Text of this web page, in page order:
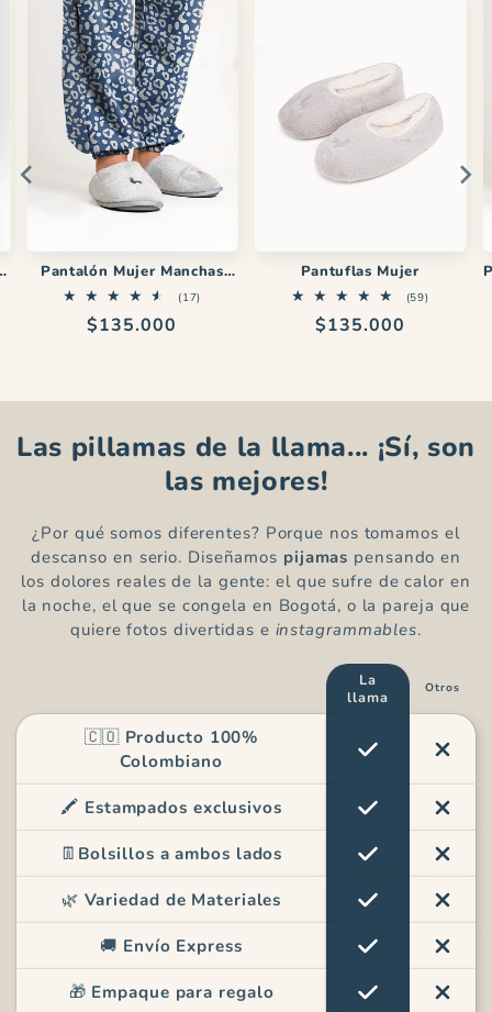
Pantalón Mujer Manchas
Azul Blanco CH(17)
Precio
$135.000
Pantuflas Mujer
(59)59
Precio
$135.000
Las pillamas de la llama... ¡Sí, son
las mejores!
¿Por qué somos diferentes? Porque nos tomamos el
descanso en serio. Diseñamos pijamas pensando en
los dolores reales de la gente: el que sufre de calor en
la noche, el que se congela en Bogotá, o la pareja que
quiere fotos divertidas e instagrammables.
La
llama
Otros
🇨🇴 Producto 100%
Colombiano
🖍️ Estampados exclusivos
👖 Bolsillos a ambos lados
🌿 Variedad de Materiales
🚚 Envío Express
🎁 Empaque para regalo